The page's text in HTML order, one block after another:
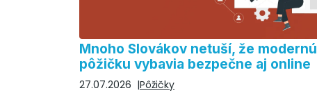
Mnoho Slovákov netuší, že modernú
pôžičku vybavia bezpečne aj online
27.07.2026
Pôžičky